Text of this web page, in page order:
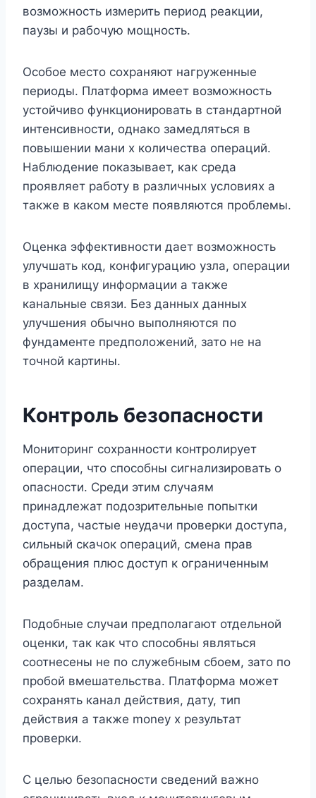
возможность измерить период реакции,
паузы и рабочую мощность.
Особое место сохраняют нагруженные
периоды. Платформа имеет возможность
устойчиво функционировать в стандартной
интенсивности, однако замедляться в
повышении мани х количества операций.
Наблюдение показывает, как среда
проявляет работу в различных условиях а
также в каком месте появляются проблемы.
Оценка эффективности дает возможность
улучшать код, конфигурацию узла, операции
в хранилищу информации а также
канальные связи. Без данных данных
улучшения обычно выполняются по
фундаменте предположений, зато не на
точной картины.
Контроль безопасности
Мониторинг сохранности контролирует
операции, что способны сигнализировать о
опасности. Среди этим случаям
принадлежат подозрительные попытки
доступа, частые неудачи проверки доступа,
сильный скачок операций, смена прав
обращения плюс доступ к ограниченным
разделам.
Подобные случаи предполагают отдельной
оценки, так как что способны являться
соотнесены не по служебным сбоем, зато по
пробой вмешательства. Платформа может
сохранять канал действия, дату, тип
действия а также money x результат
проверки.
С целью безопасности сведений важно